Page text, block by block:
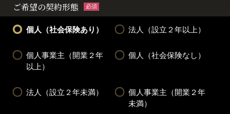
ご希望の契約形態 必須
個人（社会保険あり） 法人（設立２年以上）
個人事業主（開業２年
以上）
個人（社会保険なし）
法人（設立２年未満）
個人事業主（開業２年
未満）